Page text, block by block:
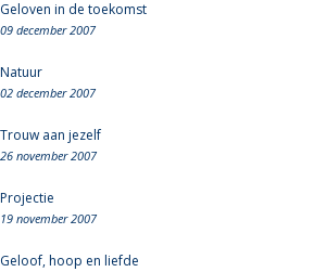
Geloven in de toekomst
09 december 2007
Natuur
02 december 2007
Trouw aan jezelf
26 november 2007
Projectie
19 november 2007
Geloof, hoop en liefde